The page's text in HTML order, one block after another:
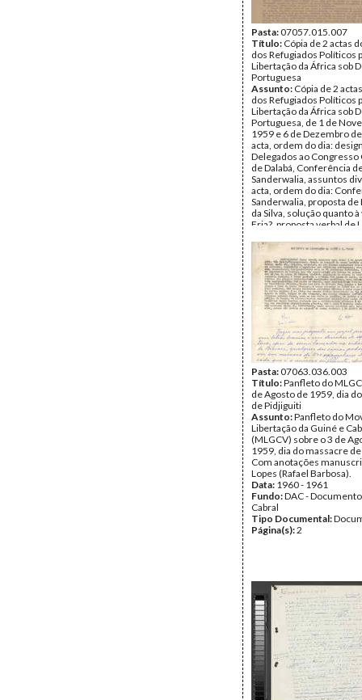
Pasta:07057.015.007
Título: Cópia de 2 actas
dos Refugiados Políticos
Libertação da África sob
Portuguesa
Assunto: Cópia de 2
dos Refugiados Políticos
Libertação da África sob
Portuguesa, de 1 de
1959 e 6 de Dezembro
acta, ordem do dia:
Delegados ao
de Dalabá, Conferência
Sanderwalia, assuntos
acta, ordem do dia:
Sanderwalia, proposta
da Silva, solução quanto
Fria?, proposta verbal de
1959
Fundo:DAC -
Cabral
Tipo Documental:ACTAS
Página(s):3
Pasta:07063.036.003
Título:Panfleto do
de Agosto de 1959, dia
de Pidjiguiti
Assunto:Panfleto do
Libertação da Guiné e
(MLGCV) sobre o 3 de
1959, dia do massacre
Com anotações
Lopes (Rafael Barbosa).
Data: 1960 - 1961
Fundo:DAC -
Cabral
Tipo Documental:
Página(s):2